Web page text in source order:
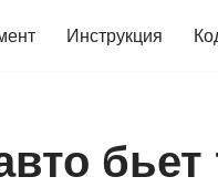
Инструкция
бьет